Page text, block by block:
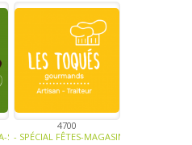
SOUPE - TRAITEUR - SAUCE- TAPENADE-
4700
- SPÉCIAL FÊTES-MAGASINS ET HORECA-